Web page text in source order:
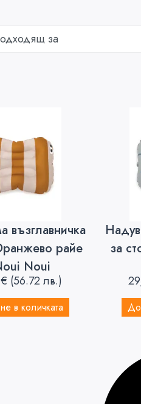
за
възглавничка
райе
Noui
€ (56.72 лв.)
в количката
за